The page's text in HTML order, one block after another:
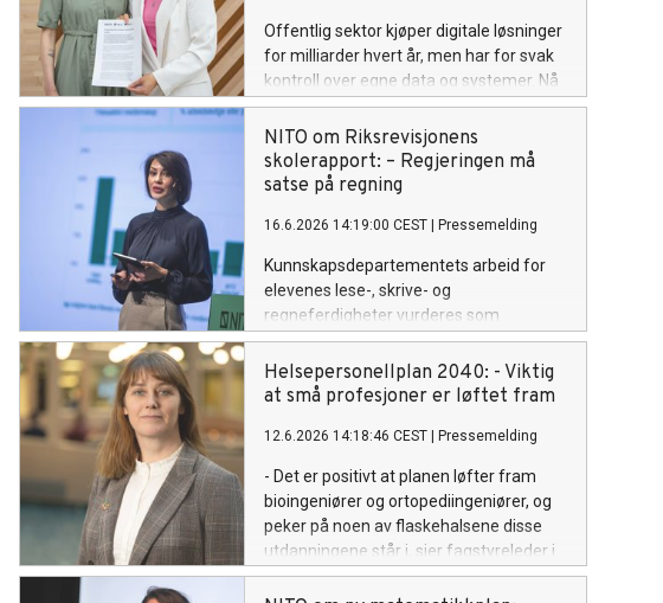
Offentlig sektor kjøper digitale løsninger
for milliarder hvert år, men har for svak
kontroll over egne data og systemer. Nå
gir NITO, Tekna og Forbrukerrådet
digitaliseringsministeren konkrete grep
for å redusere avhengigheten av globale
tek-giganter.
NITO om Riksrevisjonens
skolerapport: – Regjeringen må
satse på regning
16.6.2026 14:19:00 CEST Pressemelding
Kunnskapsdepartementets arbeid for
elevenes lese-, skrive- og
regneferdigheter vurderes som
«kritikkverdig» av Riksrevisjonen. – For
NITO er funnene gjenkjennelige og
alvorlige, sier visepresident Safina de
Helsepersonellplan 2040: - Viktig
at små profesjoner er løftet fram
12.6.2026 14:18:46 CEST Pressemelding
- Det er positivt at planen løfter fram
bioingeniører og ortopediingeniører, og
peker på noen av flaskehalsene disse
utdanningene står i, sier fagstyreleder i
NITO Bioingeniørfaglig institutt, Kaja